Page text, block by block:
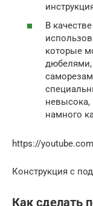
В
которые
дюбелями,
невысока,
намного
https://
Конструкция с
Как сделать